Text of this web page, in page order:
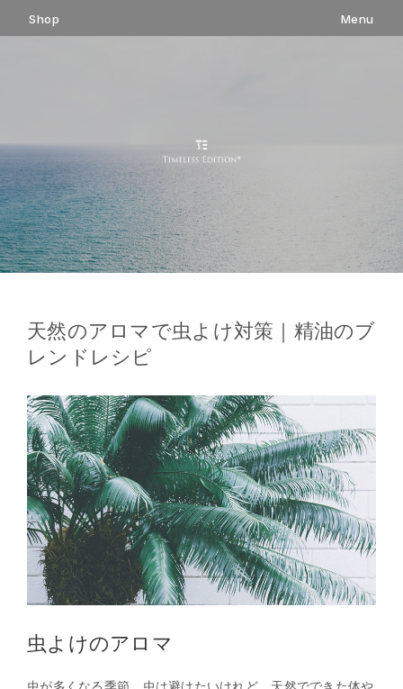
Shop Menu
ン
ス
キ
ッ
プ
天然のアロマで虫よけ対策｜精油のブ
レンドレシピ
虫よけのアロマ
虫が多くなる季節、虫は避けたいけれど、天然でできた体や